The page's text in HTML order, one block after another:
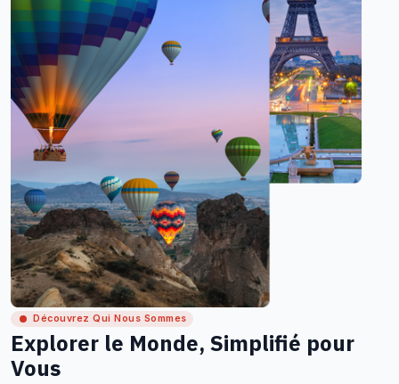
Découvrez Qui Nous Sommes
Explorer le Monde, Simplifié pour
Vous